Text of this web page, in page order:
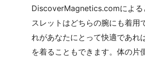
DiscoverMagnetics.comによる
スレットはどちらの腕にも着用
れがあなたにとって快適であれ
を着ることもできます。体の片